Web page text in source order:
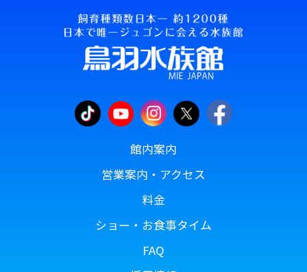
館内案内
営業案内・アクセス
料金
ショー・お食事タイム
FAQ